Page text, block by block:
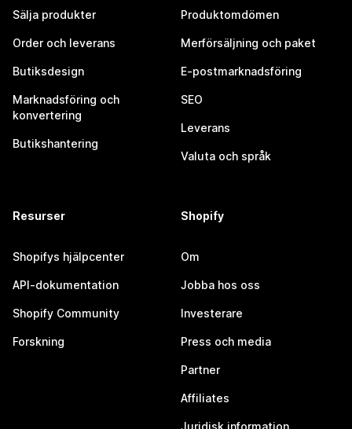
Sälja produkter
Order och leverans
Butiksdesign
Marknadsföring och
konvertering
Butikshantering
Produktomdömen
Merförsäljning och paket
E-postmarknadsföring
SEO
Leverans
Valuta och språk
Resurser
Shopifys hjälpcenter
API-dokumentation
Shopify Community
Forskning
Shopify
Om
Jobba hos oss
Investerare
Press och media
Partner
Affiliates